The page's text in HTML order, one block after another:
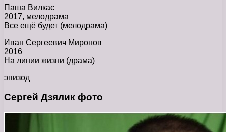
Паша Вилкас
2017, мелодрама
Все ещё будет (мелодрама)
Иван Сергеевич Миронов
2016
На линии жизни (драма)
эпизод
Сергей Дзялик фото